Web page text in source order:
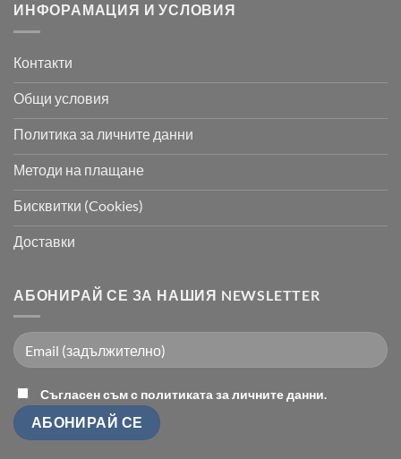
ИНФОРАМАЦИЯ И УСЛОВИЯ
Контакти
Общи условия
Политика за личните данни
Методи на плащане
Бисквитки (Cookies)
Доставки
АБОНИРАЙ СЕ ЗА НАШИЯ NEWSLETTER
Съгласен съм с политиката за личните данни.